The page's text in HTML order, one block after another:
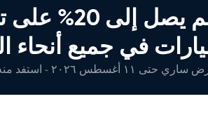
خصم يصل إلى 20%
في جميع أنحاء
١١ أغسطس ٢٠٢٦ - استفد منه اليوم!